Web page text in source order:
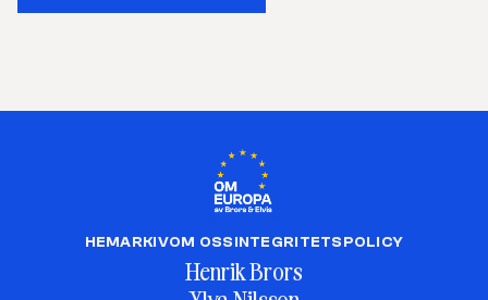
HEMARKIVOM OSSINTEGRITETSPOLICY
Henrik Brors